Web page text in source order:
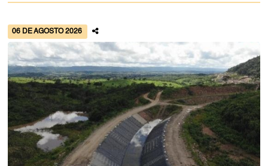
06 DE AGOSTO 2026